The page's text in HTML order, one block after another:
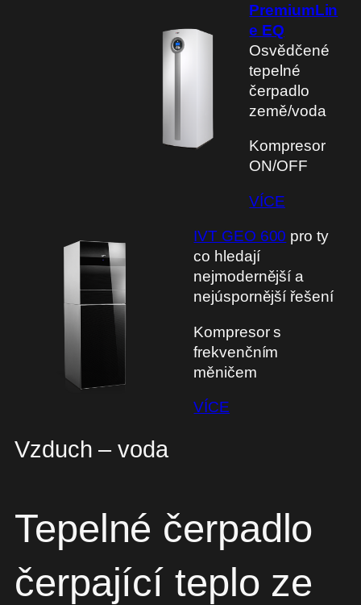
PremiumLin
e EQ
Osvědčené
tepelné
čerpadlo
země/voda
Kompresor
ON/OFF
VÍCE
IVT GEO 600 pro ty
co hledají
nejmodernější a
nejúspornější řešení
Kompresor s
frekvenčním
měničem
VÍCE
Vzduch – voda
Tepelné čerpadlo
čerpající teplo ze